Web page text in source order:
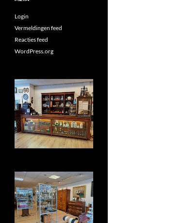
Login
Vermeldingen feed
Reacties feed
WordPress.org